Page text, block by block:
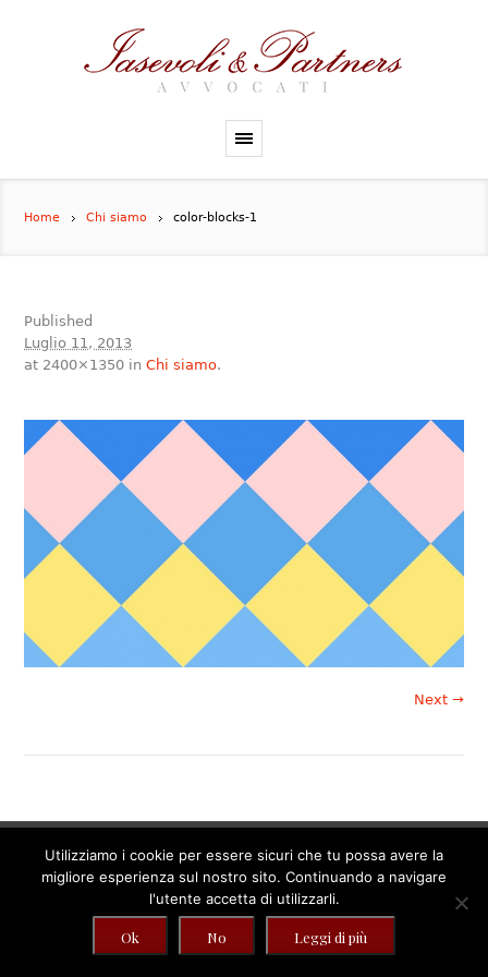
Home Chi siamo color-blocks-1
Published
Luglio 11, 2013
at 2400×1350 inChi siamo.
Next →
© 2015 Iasevoli & Partners - Credits: Web Agency Napoli
Utilizziamo i cookie per essere sicuri che tu possa avere la
migliore esperienza sul nostro sito. Continuando a navigare
l'utente accetta di utilizzarli.
Ok No Leggi di più